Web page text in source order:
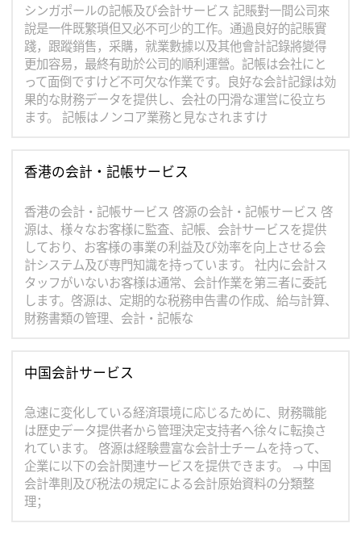
シンガポールの記帳及び会計サービス 記賬對一間公司來
說是一件既繁瑣但又必不可少的工作。通過良好的記賬實
踐，跟蹤銷售，采購，就業數據以及其他會計記錄將變得
更加容易，最終有助於公司的順利運營。記帳は会社にと
って面倒ですけど不可欠な作業です。良好な会計記録は効
果的な財務データを提供し、会社の円滑な運営に役立ち
ます。 記帳はノンコア業務と見なされますけ
香港の会計・記帳サービス
香港の会計・記帳サービス 啓源の会計・記帳サービス 啓
源は、様々なお客様に監査、記帳、会計サービスを提供
しており、お客様の事業の利益及び効率を向上させる会
計システム及び専門知識を持っています。 社内に会計ス
タッフがいないお客様は通常、会計作業を第三者に委託
します。啓源は、定期的な税務申告書の作成、給与計算、
財務書類の管理、会計・記帳な
中国会計サービス
急速に変化している経済環境に応じるために、財務職能
は歴史データ提供者から管理決定支持者へ徐々に転換さ
れています。 啓源は経験豊富な会計士チームを持って、
企業に以下の会計関連サービスを提供できます。 → 中国
会計準則及び税法の規定による会計原始資料の分類整
理；